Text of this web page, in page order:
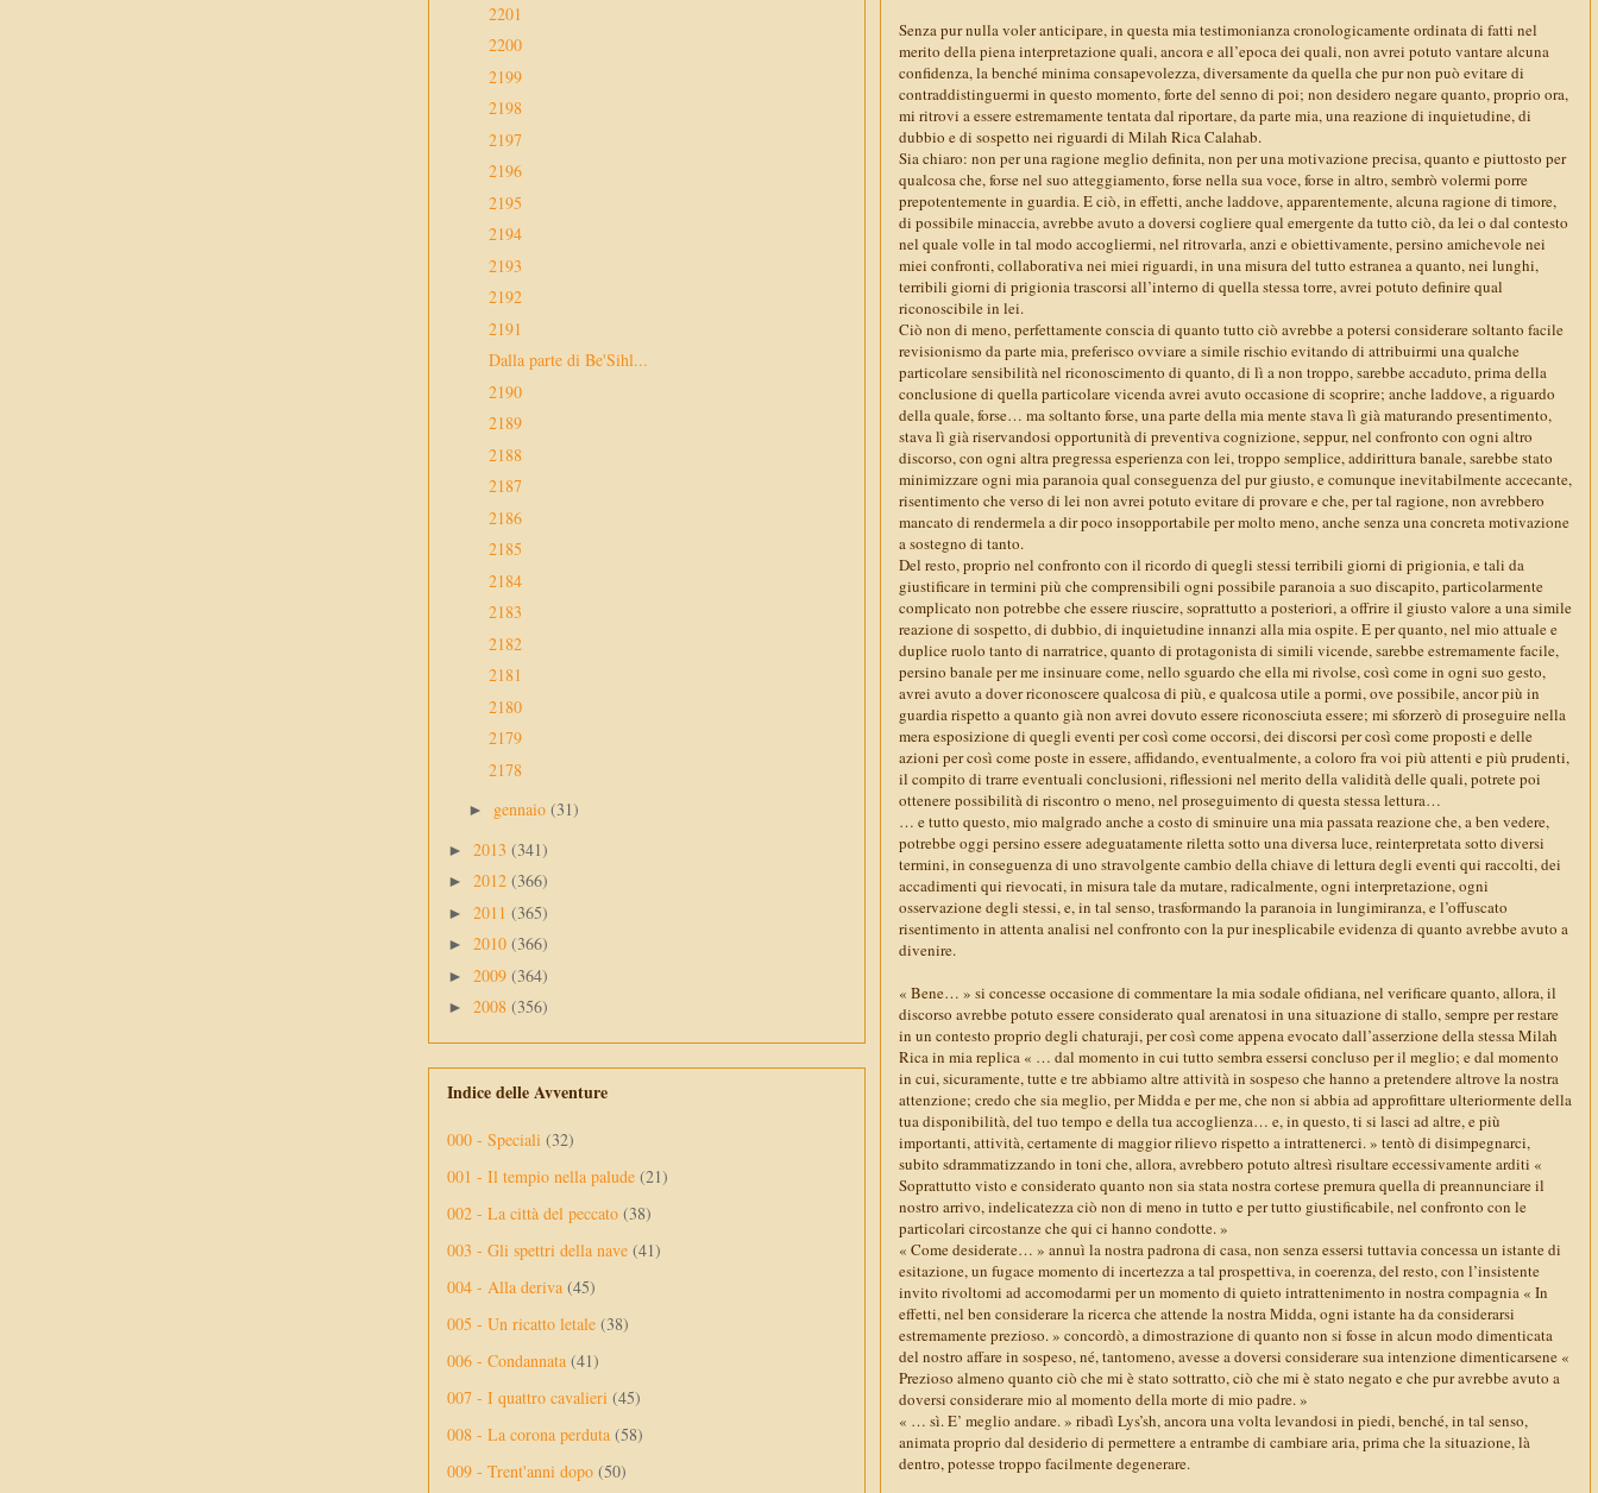
Senza pur nulla voler anticipare, in questa mia testimonianza cronologicamente ordinata di fatti nel
merito della piena interpretazione quali, ancora e all’epoca dei quali, non avrei potuto vantare alcuna
confidenza, la benché minima consapevolezza, diversamente da quella che pur non può evitare di
contraddistinguermi in questo momento, forte del senno di poi; non desidero negare quanto, proprio ora,
mi ritrovi a essere estremamente tentata dal riportare, da parte mia, una reazione di inquietudine, di
dubbio e di sospetto nei riguardi di Milah Rica Calahab.
Sia chiaro: non per una ragione meglio definita, non per una motivazione precisa, quanto e piuttosto per
qualcosa che, forse nel suo atteggiamento, forse nella sua voce, forse in altro, sembrò volermi porre
prepotentemente in guardia. E ciò, in effetti, anche laddove, apparentemente, alcuna ragione di timore,
di possibile minaccia, avrebbe avuto a doversi cogliere qual emergente da tutto ciò, da lei o dal contesto
nel quale volle in tal modo accogliermi, nel ritrovarla, anzi e obiettivamente, persino amichevole nei
miei confronti, collaborativa nei miei riguardi, in una misura del tutto estranea a quanto, nei lunghi,
terribili giorni di prigionia trascorsi all’interno di quella stessa torre, avrei potuto definire qual
riconoscibile in lei.
Ciò non di meno, perfettamente conscia di quanto tutto ciò avrebbe a potersi considerare soltanto facile
revisionismo da parte mia, preferisco ovviare a simile rischio evitando di attribuirmi una qualche
particolare sensibilità nel riconoscimento di quanto, di lì a non troppo, sarebbe accaduto, prima della
conclusione di quella particolare vicenda avrei avuto occasione di scoprire; anche laddove, a riguardo
della quale, forse… ma soltanto forse, una parte della mia mente stava lì già maturando presentimento,
stava lì già riservandosi opportunità di preventiva cognizione, seppur, nel confronto con ogni altro
discorso, con ogni altra pregressa esperienza con lei, troppo semplice, addirittura banale, sarebbe stato
minimizzare ogni mia paranoia qual conseguenza del pur giusto, e comunque inevitabilmente accecante,
risentimento che verso di lei non avrei potuto evitare di provare e che, per tal ragione, non avrebbero
mancato di rendermela a dir poco insopportabile per molto meno, anche senza una concreta motivazione
a sostegno di tanto.
Del resto, proprio nel confronto con il ricordo di quegli stessi terribili giorni di prigionia, e tali da
giustificare in termini più che comprensibili ogni possibile paranoia a suo discapito, particolarmente
complicato non potrebbe che essere riuscire, soprattutto a posteriori, a offrire il giusto valore a una simile
reazione di sospetto, di dubbio, di inquietudine innanzi alla mia ospite. E per quanto, nel mio attuale e
duplice ruolo tanto di narratrice, quanto di protagonista di simili vicende, sarebbe estremamente facile,
persino banale per me insinuare come, nello sguardo che ella mi rivolse, così come in ogni suo gesto,
avrei avuto a dover riconoscere qualcosa di più, e qualcosa utile a pormi, ove possibile, ancor più in
guardia rispetto a quanto già non avrei dovuto essere riconosciuta essere; mi sforzerò di proseguire nella
mera esposizione di quegli eventi per così come occorsi, dei discorsi per così come proposti e delle
azioni per così come poste in essere, affidando, eventualmente, a coloro fra voi più attenti e più prudenti,
il compito di trarre eventuali conclusioni, riflessioni nel merito della validità delle quali, potrete poi
ottenere possibilità di riscontro o meno, nel proseguimento di questa stessa lettura…
… e tutto questo, mio malgrado anche a costo di sminuire una mia passata reazione che, a ben vedere,
potrebbe oggi persino essere adeguatamente riletta sotto una diversa luce, reinterpretata sotto diversi
termini, in conseguenza di uno stravolgente cambio della chiave di lettura degli eventi qui raccolti, dei
accadimenti qui rievocati, in misura tale da mutare, radicalmente, ogni interpretazione, ogni
osservazione degli stessi, e, in tal senso, trasformando la paranoia in lungimiranza, e l’offuscato
risentimento in attenta analisi nel confronto con la pur inesplicabile evidenza di quanto avrebbe avuto a
divenire.
« Bene… » si concesse occasione di commentare la mia sodale ofidiana, nel verificare quanto, allora, il
discorso avrebbe potuto essere considerato qual arenatosi in una situazione di stallo, sempre per restare
in un contesto proprio degli chaturaji, per così come appena evocato dall’asserzione della stessa Milah
Rica in mia replica « … dal momento in cui tutto sembra essersi concluso per il meglio; e dal momento
in cui, sicuramente, tutte e tre abbiamo altre attività in sospeso che hanno a pretendere altrove la nostra
attenzione; credo che sia meglio, per Midda e per me, che non si abbia ad approfittare ulteriormente della
tua disponibilità, del tuo tempo e della tua accoglienza… e, in questo, ti si lasci ad altre, e più
importanti, attività, certamente di maggior rilievo rispetto a intrattenerci. » tentò di disimpegnarci,
subito sdrammatizzando in toni che, allora, avrebbero potuto altresì risultare eccessivamente arditi «
Soprattutto visto e considerato quanto non sia stata nostra cortese premura quella di preannunciare il
nostro arrivo, indelicatezza ciò non di meno in tutto e per tutto giustificabile, nel confronto con le
particolari circostanze che qui ci hanno condotte. »
« Come desiderate… » annuì la nostra padrona di casa, non senza essersi tuttavia concessa un istante di
esitazione, un fugace momento di incertezza a tal prospettiva, in coerenza, del resto, con l’insistente
invito rivoltomi ad accomodarmi per un momento di quieto intrattenimento in nostra compagnia « In
effetti, nel ben considerare la ricerca che attende la nostra Midda, ogni istante ha da considerarsi
estremamente prezioso. » concordò, a dimostrazione di quanto non si fosse in alcun modo dimenticata
del nostro affare in sospeso, né, tantomeno, avesse a doversi considerare sua intenzione dimenticarsene «
Prezioso almeno quanto ciò che mi è stato sottratto, ciò che mi è stato negato e che pur avrebbe avuto a
doversi considerare mio al momento della morte di mio padre. »
« … sì. E’ meglio andare. » ribadì Lys’sh, ancora una volta levandosi in piedi, benché, in tal senso,
animata proprio dal desiderio di permettere a entrambe di cambiare aria, prima che la situazione, là
dentro, potesse troppo facilmente degenerare.
2201
2200
2199
2198
2197
2196
2195
2194
2193
2192
2191
Dalla parte di Be'Sihl...
2190
2189
2188
2187
2186
2185
2184
2183
2182
2181
2180
2179
2178
► gennaio (31)
► 2013 (341)
► 2012 (366)
► 2011 (365)
► 2010 (366)
► 2009 (364)
► 2008 (356)
Indice delle Avventure
000 - Speciali (32)
001 - Il tempio nella palude (21)
002 - La città del peccato (38)
003 - Gli spettri della nave (41)
004 - Alla deriva (45)
005 - Un ricatto letale (38)
006 - Condannata (41)
007 - I quattro cavalieri (45)
008 - La corona perduta (58)
009 - Trent'anni dopo (50)